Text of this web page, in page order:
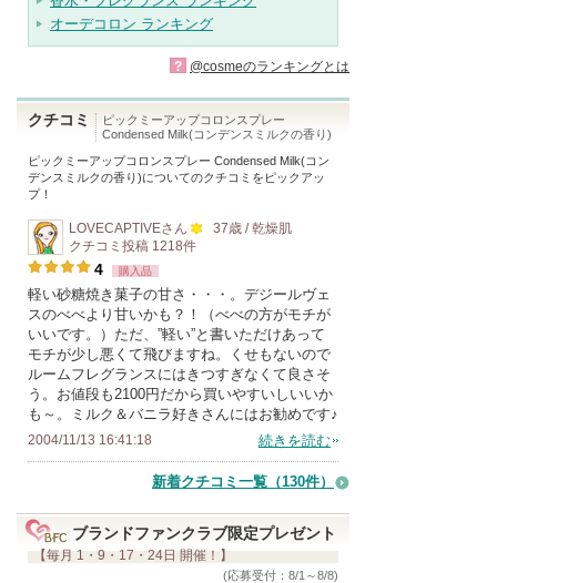
オーデコロン ランキング
? @cosmeのランキングとは
クチコミ
ピックミーアップコロンスプレー
Condensed Milk(コンデンスミルクの香り)
ピックミーアップコロンスプレー Condensed Milk(コン
デンスミルクの香り)についてのクチコミをピックアッ
プ！
LOVECAPTIVEさん
100
以
上
の
メ
ン
ー
に
お
気
に
37歳 / 乾燥肌
クチコミ投稿 1218件
4 購入品
軽い砂糖焼き菓子の甘さ・・・。デジールヴェ
スのべべより甘いかも？！（べべの方がモチが
いいです。）ただ、”軽い”と書いただけあって
モチが少し悪くて飛びますね。くせもないので
ルームフレグランスにはきつすぎなくて良さそ
う。お値段も2100円だから買いやすいしいいか
も～。ミルク＆バニラ好きさんにはお勧めです♪
2004/11/13 16:41:18 続きを読む
新着クチコミ一覧 （130件）
ブランドファンクラブ限定プレゼント
【毎月 1・9・17・24日 開催！】
(応募受付：8/1～8/8)